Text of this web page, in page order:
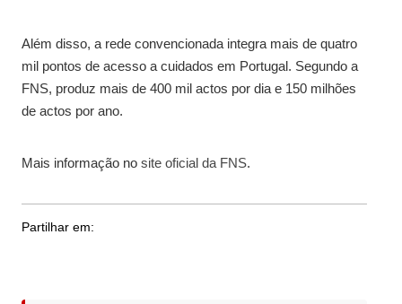
Além disso, a rede convencionada integra mais de quatro
mil pontos de acesso a cuidados em Portugal. Segundo a
FNS, produz mais de 400 mil actos por dia e 150 milhões
de actos por ano.
Mais informação no site oficial da FNS.
Partilhar em: